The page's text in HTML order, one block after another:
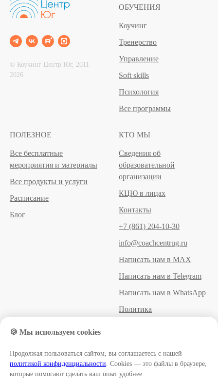
🍪 Мы используем cookies
Продолжая пользоваться сайтом, вы соглашаетесь с нашей
политикой конфиденциальности. Cookies — это файлы в браузере,
которые помогают сделать ваш опыт удобнее
© Коучинг Центр Юг, 2011‐
2026
ОБУЧЕНИЯ
Коучинг
Тренерство
Управление
Soft skills
Психология
Все программы
ПОЛЕЗНОЕ
Все бесплатные
мероприятия и материалы
Все продукты и услуги
Расписание
Блог
КТО МЫ
Сведения об
образовательной
организации
КЦЮ в лицах
Контакты
+7 (861) 204-10-30
info@coachcentrug.ru
Написать нам в MAX
Написать нам в Telegram
Написать нам в WhatsApp
Политика
Договор оферты